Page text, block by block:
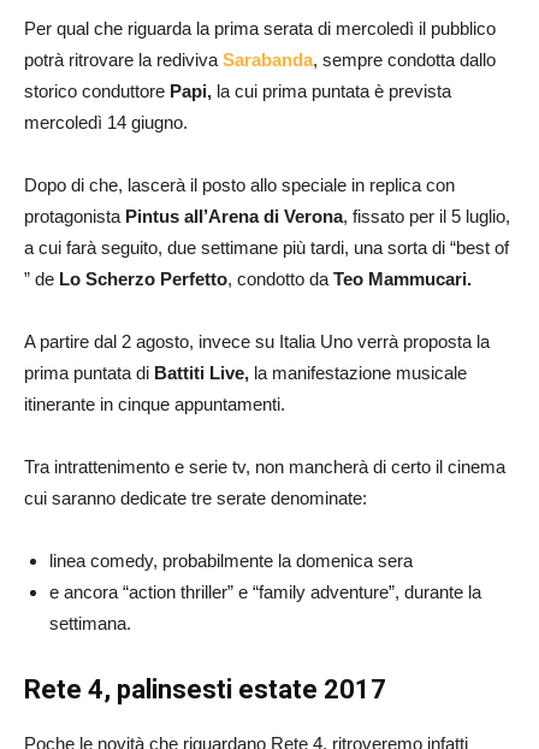
Per qual che riguarda la prima serata di mercoledì il pubblico
potrà ritrovare la rediviva Sarabanda, sempre condotta dallo
storico conduttore Papi, la cui prima puntata è prevista
mercoledì 14 giugno.
Dopo di che, lascerà il posto allo speciale in replica con
protagonista Pintus all’Arena di Verona, fissato per il 5 luglio,
a cui farà seguito, due settimane più tardi, una sorta di “best of
” de Lo Scherzo Perfetto, condotto da Teo Mammucari.
A partire dal 2 agosto, invece su Italia Uno verrà proposta la
prima puntata di Battiti Live, la manifestazione musicale
itinerante in cinque appuntamenti.
Tra intrattenimento e serie tv, non mancherà di certo il cinema
cui saranno dedicate tre serate denominate:
linea comedy, probabilmente la domenica sera
e ancora “action thriller” e “family adventure”, durante la
settimana.
Rete 4, palinsesti estate 2017
Poche le novità che riguardano Rete 4, ritroveremo infatti